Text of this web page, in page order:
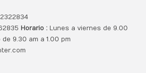
Horario : Lunes a viernes de 9.00
9.30 am a 1.00 pm